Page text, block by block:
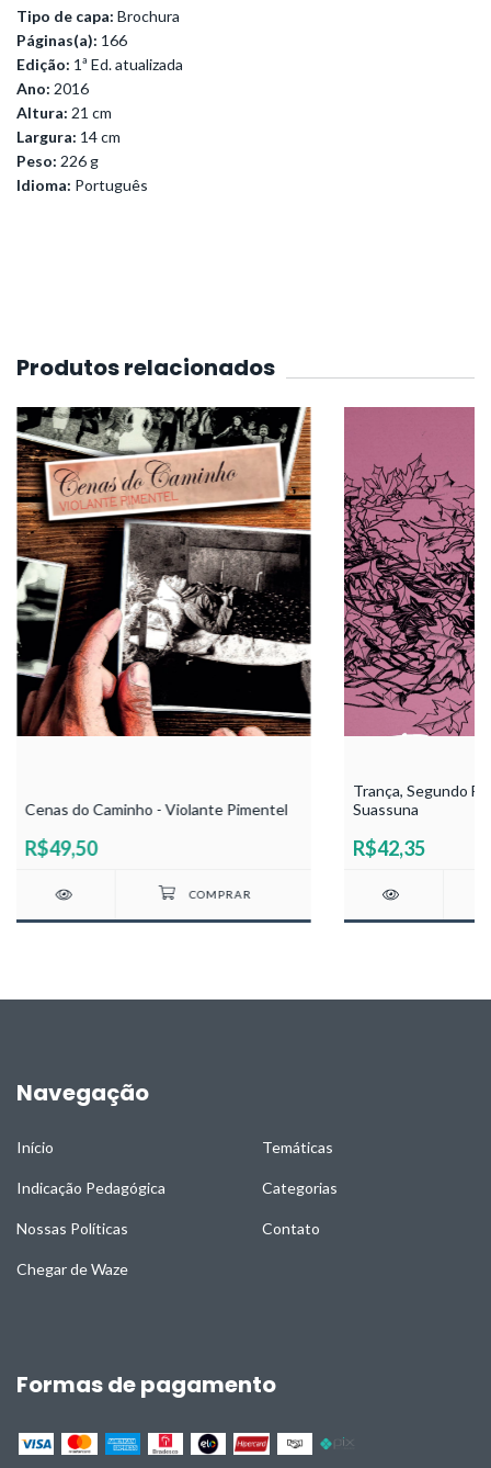
Tipo de capa: Brochura
Páginas(a): 166
Edição: 1ª Ed. atualizada
Ano: 2016
Altura: 21 cm
Largura: 14 cm
Peso: 226 g
Idioma: Português
Produtos relacionados
Cenas do Caminho - Violante Pimentel
R$49,50
Trança, Segundo
Suassuna
R$42,35
Navegação
Início Temáticas
Indicação Pedagógica Categorias
Nossas Políticas Contato
Chegar de Waze
Formas de pagamento